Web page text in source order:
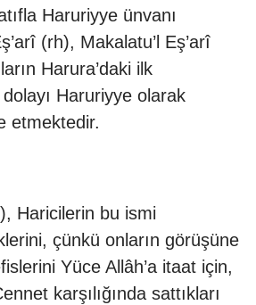
Haruriyye ünvanı
(rh), Makalatu’l Eş’arî
Harura’daki ilk
Haruriyye olarak
etmektedir.
Haricilerin bu ismi
çünkü onların görüşüne
Yüce Allâh’a itaat için,
karşılığında sattıkları